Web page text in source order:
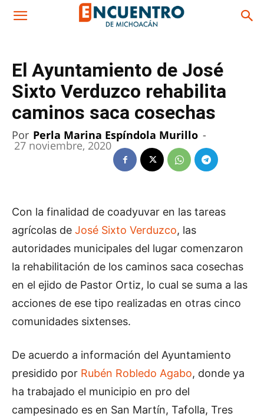
El Ayuntamiento de José
Sixto Verduzco rehabilita
caminos saca cosechas
Por Perla Marina Espíndola Murillo -
27 noviembre, 2020
Con la finalidad de coadyuvar en las tareas
agrícolas de José Sixto Verduzco, las
autoridades municipales del lugar comenzaron
la rehabilitación de los caminos saca cosechas
en el ejido de Pastor Ortiz, lo cual se suma a las
acciones de ese tipo realizadas en otras cinco
comunidades sixtenses.
De acuerdo a información del Ayuntamiento
presidido por Rubén Robledo Agabo, donde ya
ha trabajado el municipio en pro del
campesinado es en San Martín, Tafolla, Tres